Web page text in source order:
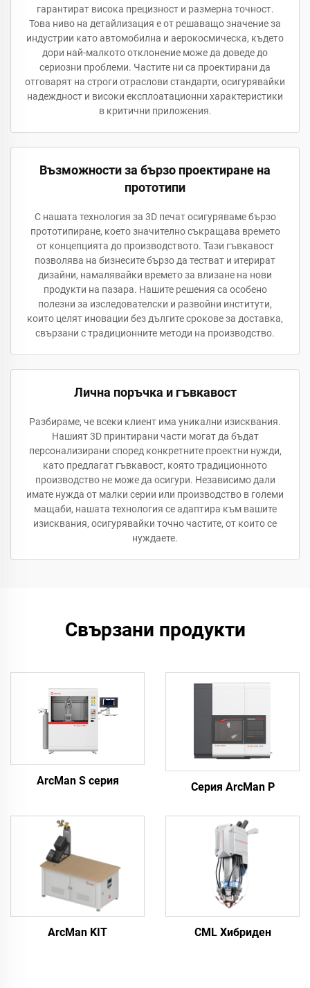
гарантират висока прецизност и размерна точност.
Това ниво на детайлизация е от решаващо значение за
индустрии като автомобилна и аерокосмическа, където
дори най-малкото отклонение може да доведе до
сериозни проблеми. Частите ни са проектирани да
отговарят на строги отраслови стандарти, осигурявайки
надеждност и високи експлоатационни характеристики
в критични приложения.
Възможности за бързо проектиране на
прототипи
С нашата технология за 3D печат осигуряваме бързо
прототипиране, което значително съкращава времето
от концепцията до производството. Тази гъвкавост
позволява на бизнесите бързо да тестват и итерират
дизайни, намалявайки времето за влизане на нови
продукти на пазара. Нашите решения са особено
полезни за изследователски и развойни институти,
които целят иновации без дългите срокове за доставка,
свързани с традиционните методи на производство.
Лична поръчка и гъвкавост
Разбираме, че всеки клиент има уникални изисквания.
Нашият 3D принтирани части могат да бъдат
персонализирани според конкретните проектни нужди,
като предлагат гъвкавост, която традиционното
производство не може да осигури. Независимо дали
имате нужда от малки серии или производство в големи
мащаби, нашата технология се адаптира към вашите
изисквания, осигурявайки точно частите, от които се
нуждаете.
Свързани продукти
ArcMan S серия Серия ArcMan P
ArcMan KIT CML Хибриден